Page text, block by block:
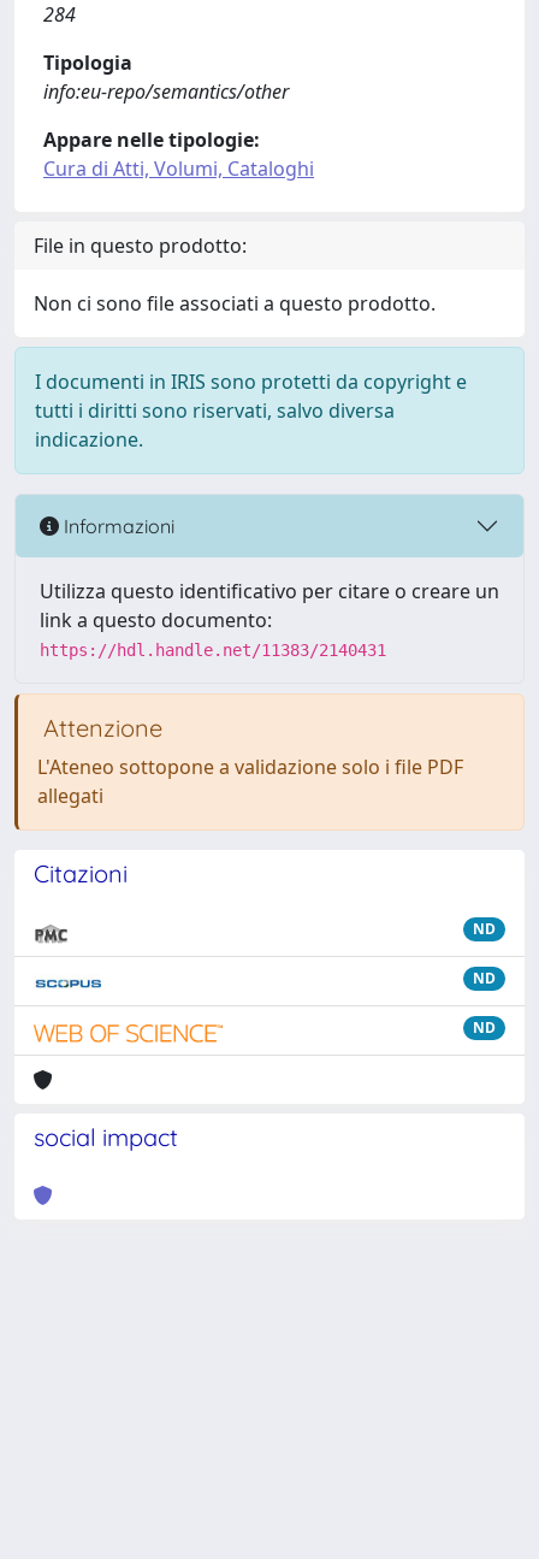
284
Tipologia
info:eu-repo/semantics/other
Appare nelle tipologie:
Cura di Atti, Volumi, Cataloghi
File in questo prodotto:
Non ci sono file associati a questo prodotto.
I documenti in IRIS sono protetti da copyright e
tutti i diritti sono riservati, salvo diversa
indicazione.
Informazioni
Utilizza questo identificativo per citare o creare un
link a questo documento:
https://hdl.handle.net/11383/2140431
Attenzione
L'Ateneo sottopone a validazione solo i file PDF
allegati
Citazioni
ND
ND
ND
social impact